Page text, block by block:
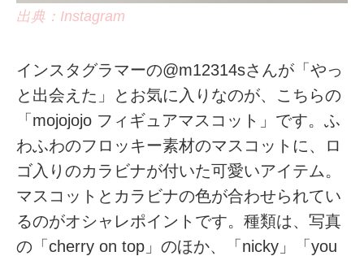
出典：Instagram
インスタグラマーの@m12314sさんが「やっ
と出会えた」とお気に入りなのが、こちらの
「mojojojo フィギュアマスコット」です。ふ
わふわのフロッキー素材のマスコットに、ロ
ゴ入りのカラビナが付いた可愛いアイテム。
マスコットとカラビナの色が合わせられてい
るのがオシャレポイントです。種類は、写真
の「cherry on top」のほか、「nicky」「you